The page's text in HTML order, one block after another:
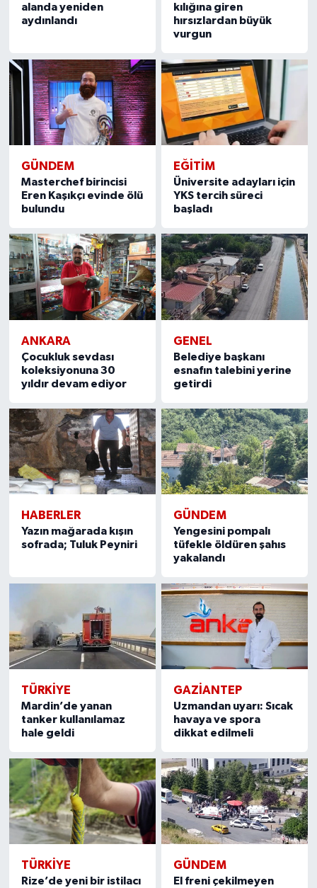
alanda yeniden
aydınlandı
kılığına giren
hırsızlardan büyük
vurgun
GÜNDEM
Masterchef birincisi
Eren Kaşıkçı evinde ölü
bulundu
EĞITIM
Üniversite adayları için
YKS tercih süreci
başladı
ANKARA
Çocukluk sevdası
koleksiyonuna 30
yıldır devam ediyor
GENEL
Belediye başkanı
esnafın talebini yerine
getirdi
HABERLER
Yazın mağarada kışın
sofrada; Tuluk Peyniri
GÜNDEM
Yengesini pompalı
tüfekle öldüren şahıs
yakalandı
TÜRKIYE
Mardin’de yanan
tanker kullanılamaz
hale geldi
GAZIANTEP
Uzmandan uyarı: Sıcak
havaya ve spora
dikkat edilmeli
TÜRKIYE
Rize’de yeni bir istilacı
GÜNDEM
El freni çekilmeyen